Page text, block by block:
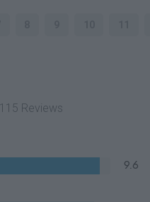
115 Reviews
9.6